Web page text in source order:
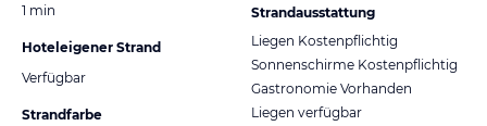
1 min
Hoteleigener Strand
Verfügbar
Strandfarbe
Strandausstattung
Liegen Kostenpflichtig
Sonnenschirme Kostenpflichtig
Gastronomie Vorhanden
Liegen verfügbar